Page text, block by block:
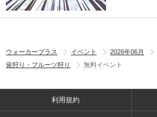
ウォーカープラス イベント 2026年06月
覚狩り・フルーツ狩り
無料イベント
利用規約